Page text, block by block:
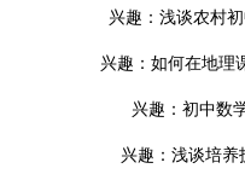
兴趣：浅谈农村
兴趣：如何在地理
兴趣：初中数
兴趣：浅谈培养